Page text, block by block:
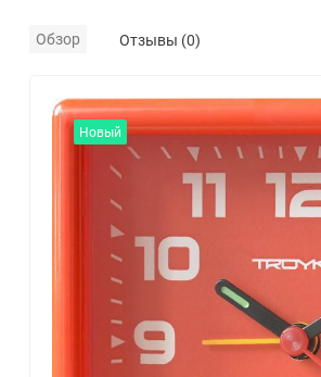
Обзор Отзывы (0)
Новый